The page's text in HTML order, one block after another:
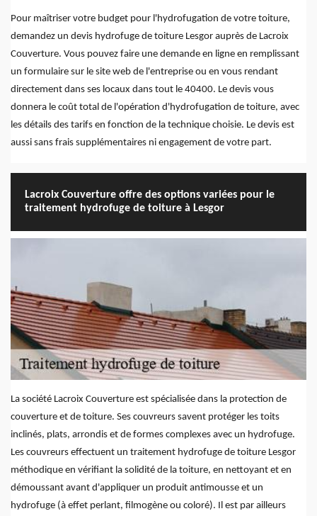
Pour maîtriser votre budget pour l'hydrofugation de votre toiture,
demandez un devis hydrofuge de toiture Lesgor auprès de Lacroix
Couverture. Vous pouvez faire une demande en ligne en remplissant
un formulaire sur le site web de l'entreprise ou en vous rendant
directement dans ses locaux dans tout le 40400. Le devis vous
donnera le coût total de l'opération d'hydrofugation de toiture, avec
les détails des tarifs en fonction de la technique choisie. Le devis est
aussi sans frais supplémentaires ni engagement de votre part.
Lacroix Couverture offre des options variées pour le
traitement hydrofuge de toiture à Lesgor
La société Lacroix Couverture est spécialisée dans la protection de
couverture et de toiture. Ses couvreurs savent protéger les toits
inclinés, plats, arrondis et de formes complexes avec un hydrofuge.
Les couvreurs effectuent un traitement hydrofuge de toiture Lesgor
méthodique en vérifiant la solidité de la toiture, en nettoyant et en
démoussant avant d'appliquer un produit antimousse et un
hydrofuge (à effet perlant, filmogène ou coloré). Il est par ailleurs